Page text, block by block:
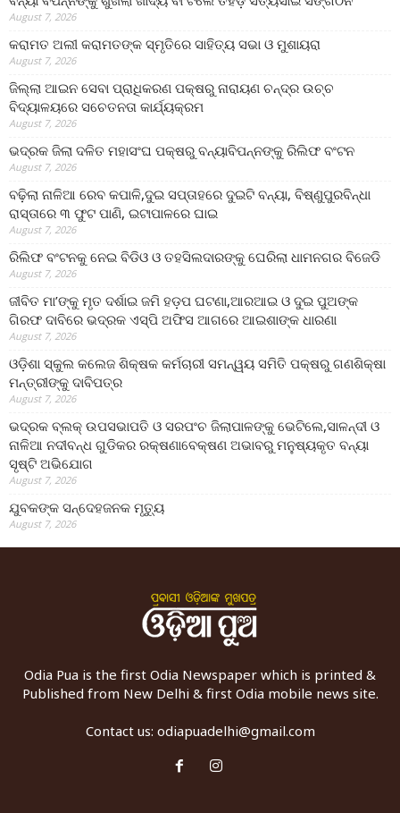
August 7, 2026
କରାମତ ଅଲୀ କରାମତଙ୍କ ସ୍ମୃତିରେ ସାହିତ୍ୟ ସଭା ଓ ମୁଶାୟରା
August 7, 2026
ଜିଲ୍ଲା ଆଇନ ସେବା ପ୍ରାଧିକରଣ ପକ୍ଷରୁ ନାରାୟଣ ଚନ୍ଦ୍ର ଉଚ୍ଚ
ବିଦ୍ୟାଳୟରେ ସଚେତନତା କାର୍ଯ୍ୟକ୍ରମ
August 7, 2026
ଭଦ୍ରକ ଜିଲା ଦଳିତ ମହାସଂଘ ପକ୍ଷରୁ ବନ୍ୟାବିପନ୍ନଙ୍କୁ ରିଲିଫ ବଂଟନ
August 7, 2026
ବଢ଼ିଲା ନାଳିଆ ରେବ କପାଳି,ଦୁଇ ସପ୍ତାହରେ ଦୁଇଟି ବନ୍ୟା, ବିଷ୍ଣୁପୁରବିନ୍ଧା
ରାସ୍ତାରେ ୩ ଫୁଟ ପାଣି, ଇଟାପାଳରେ ଘାଇ
August 7, 2026
ରିଲିଫ ବଂଟନକୁ ନେଇ ବିଡିଓ ଓ ତହସିଲଦାରଙ୍କୁ ଘେରିଲା ଧାମନଗର ବିଜେଡି
August 7, 2026
ଜୀବିତ ମା’ଙ୍କୁ ମୃତ ଦର୍ଶାଇ ଜମି ହଡ଼ପ ଘଟଣା,ଆରଆଇ ଓ ଦୁଇ ପୁଅଙ୍କ
ଗିରଫ ଦାବିରେ ଭଦ୍ରକ ଏସ୍‌ପି ଅଫିସ ଆଗରେ ଆଇଶାଙ୍କ ଧାରଣା
August 7, 2026
ଓଡ଼ିଶା ସ୍କୁଲ କଲେଜ ଶିକ୍ଷକ କର୍ମଚାରୀ ସମନ୍ୱୟ ସମିତି ପକ୍ଷରୁ ଗଣଶିକ୍ଷା
ମନ୍ତ୍ରୀଙ୍କୁ ଦାବିପତ୍ର
August 7, 2026
ଭଦ୍ରକ ବ୍ଲକ୍ ଉପସଭାପତି ଓ ସରପଂଚ ଜିଲାପାଳଙ୍କୁ ଭେଟିଲେ,ସାଳନ୍ଦୀ ଓ
ନାଳିଆ ନଦୀବନ୍ଧ ଗୁଡିକର ରକ୍ଷଣାବେକ୍ଷଣ ଅଭାବରୁ ମନୁଷ୍ୟକୃତ ବନ୍ୟା
ସୃଷ୍ଟି ଅଭିଯୋଗ
August 7, 2026
ଯୁବକଙ୍କ ସନ୍ଦେହଜନକ ମୃତ୍ୟୁ
August 7, 2026
Odia Pua is the first Odia Newspaper which is printed &
Published from New Delhi & first Odia mobile news site.
Contact us: odiapuadelhi@gmail.com